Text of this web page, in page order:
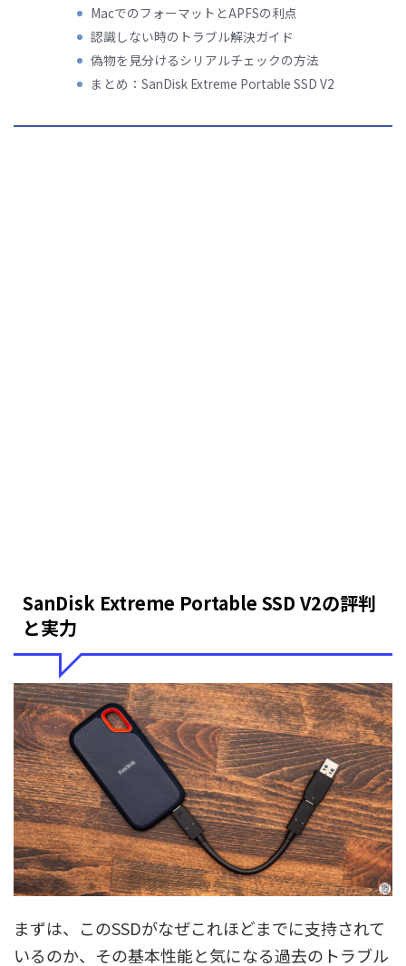
MacでのフォーマットとAPFSの利点
認識しない時のトラブル解決ガイド
偽物を見分けるシリアルチェックの方法
まとめ：SanDisk Extreme Portable SSD V2
SanDisk Extreme Portable SSD V2の評判
と実力
まずは、このSSDがなぜこれほどまでに支持されて
いるのか、その基本性能と気になる過去のトラブル